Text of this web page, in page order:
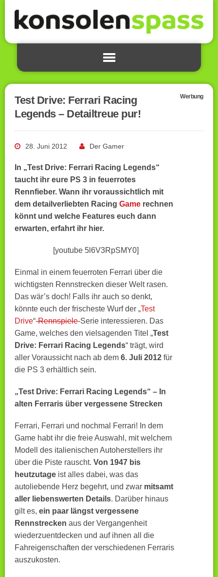
Test Drive: Ferrari Racing
Legends – Detailtreue pur!
Werbung
28. Juni 2012 Der Gamer
In „Test Drive: Ferrari Racing Legends“
taucht ihr eure PS 3 in feuerrotes
Rennfieber. Wann ihr voraussichtlich mit
dem detailverliebten Racing Game rechnen
könnt und welche Features euch dann
erwarten, erfahrt ihr hier.
[youtube 5l6V3RpSMY0]
Einmal in einem feuerroten Ferrari über die
wichtigsten Rennstrecken dieser Welt rasen.
Das wär’s doch! Falls ihr auch so denkt,
könnte euch der frischeste Wurf der „Test
Drive“-Rennspiele-Serie interessieren. Das
Game, welches den vielsagenden Titel „Test
Drive: Ferrari Racing Legends“ trägt, wird
aller Voraussicht nach ab dem 6. Juli 2012 für
die PS 3 erhältlich sein.
„Test Drive: Ferrari Racing Legends“ – In
alten Ferraris über vergessene Strecken
Ferrari, Ferrari und nochmal Ferrari! In dem
Game habt ihr die freie Auswahl, mit welchem
Modell des italienischen Autoherstellers ihr
über die Piste rauscht. Von 1947 bis
heutzutage ist alles dabei, was das
autoliebende Herz begehrt, und zwar mitsamt
aller liebenswerten Details. Darüber hinaus
gilt es, ein paar längst vergessene
Rennstrecken aus der Vergangenheit
wiederzuentdecken und auf ihnen all die
Fahreigenschaften der verschiedenen Ferraris
auszukosten.